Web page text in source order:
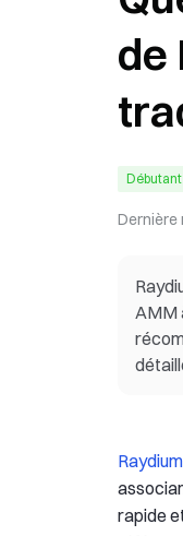
de
Débutant
Dernière
AMM
Raydium
rapide